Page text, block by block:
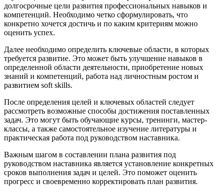
долгосрочные цели развития профессиональных навыков и
компетенций. Необходимо четко сформулировать, что
конкретно хочется достичь и по каким критериям можно
оценить успех.
Далее необходимо определить ключевые области, в которых
требуется развитие. Это может быть улучшение навыков в
определенной области деятельности, приобретение новых
знаний и компетенций, работа над личностным ростом и
развитием soft skills.
После определения целей и ключевых областей следует
рассмотреть возможные способы достижения поставленных
задач. Это могут быть обучающие курсы, тренинги, мастер-
классы, а также самостоятельное изучение литературы и
практическая работа под руководством наставника.
Важным шагом в составлении плана развития под
руководством наставника является установление конкретных
сроков выполнения задач и целей. Это поможет оценить
прогресс и своевременно корректировать план развития.